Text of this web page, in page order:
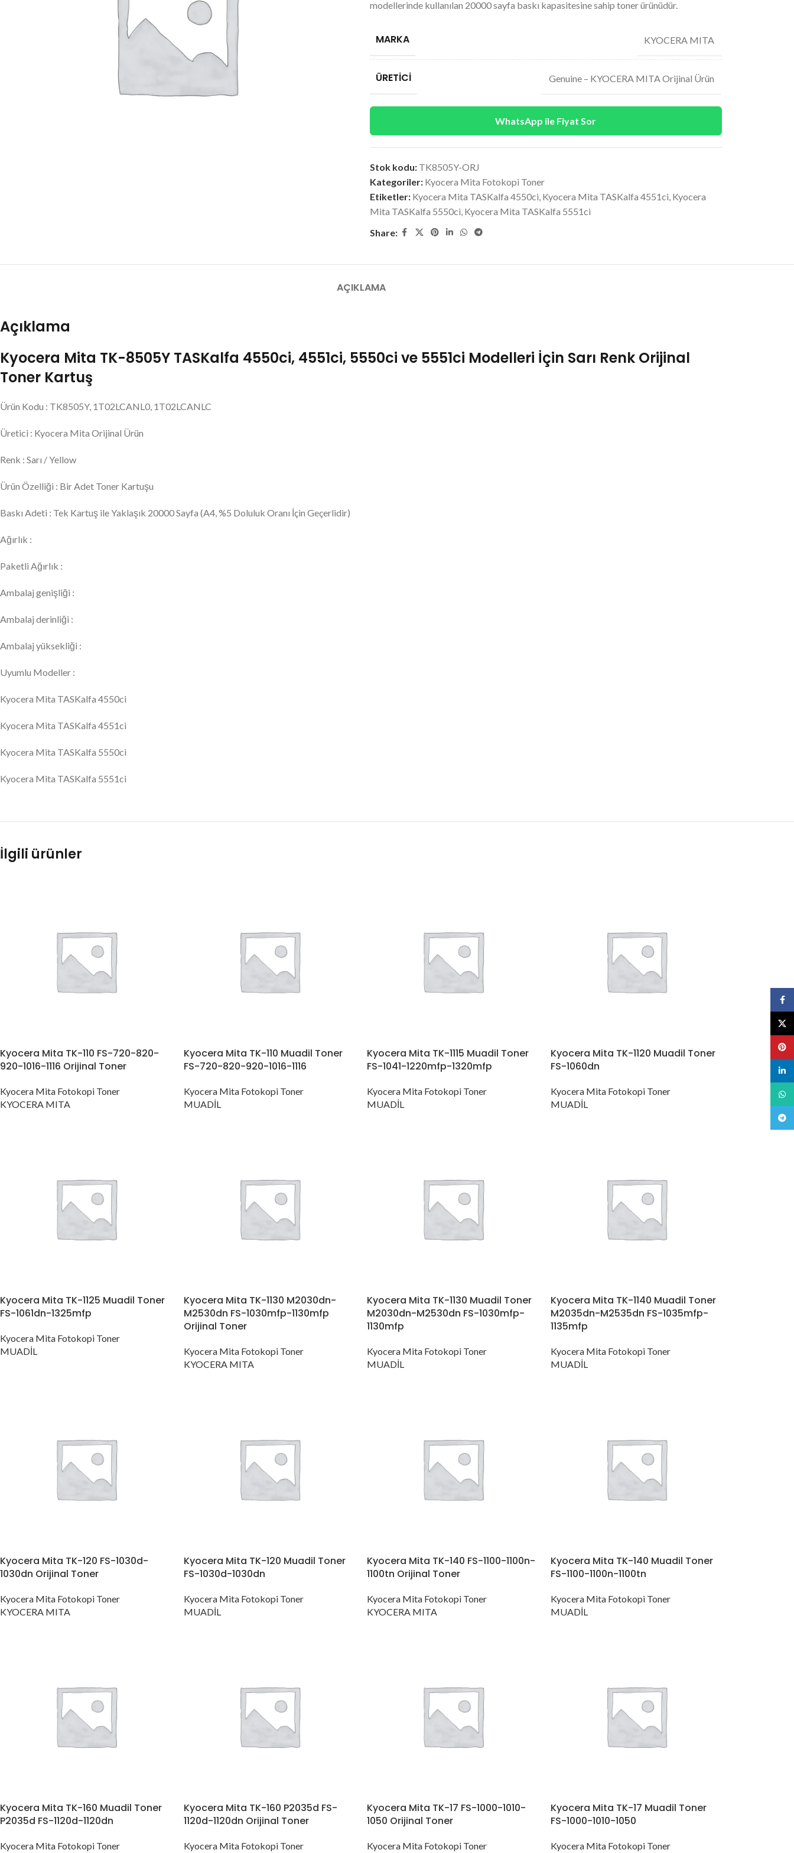
modellerinde kullanılan 20000 sayfa baskı kapasitesine sahip toner ürünüdür.
MARKA KYOCERA MITA
ÜRETICI Genuine – KYOCERA MITA Orijinal Ürün
WhatsApp ile Fiyat Sor
Stok kodu: TK8505Y-ORJ
Kategoriler: Kyocera Mita Fotokopi Toner
Etiketler: Kyocera Mita TASKalfa 4550ci, Kyocera Mita TASKalfa 4551ci, Kyocera
Mita TASKalfa 5550ci, Kyocera Mita TASKalfa 5551ci
Share:
AÇIKLAMA
Açıklama
Kyocera Mita TK-8505Y TASKalfa 4550ci, 4551ci, 5550ci ve 5551ci Modelleri İçin Sarı Renk Orijinal
Toner Kartuş
Ürün Kodu : TK8505Y, 1T02LCANL0, 1T02LCANLC
Üretici : Kyocera Mita Orijinal Ürün
Renk : Sarı / Yellow
Ürün Özelliği : Bir Adet Toner Kartuşu
Baskı Adeti : Tek Kartuş ile Yaklaşık 20000 Sayfa (A4, %5 Doluluk Oranı İçin Geçerlidir)
Ağırlık :
Paketli Ağırlık :
Ambalaj genişliği :
Ambalaj derinliği :
Ambalaj yüksekliği :
Uyumlu Modeller :
Kyocera Mita TASKalfa 4550ci
Kyocera Mita TASKalfa 4551ci
Kyocera Mita TASKalfa 5550ci
Kyocera Mita TASKalfa 5551ci
İlgili ürünler
Kyocera Mita TK-110 FS-720-820-
920-1016-1116 Orijinal Toner
Kyocera Mita Fotokopi Toner
KYOCERA MITA
Kyocera Mita TK-110 Muadil Toner
FS-720-820-920-1016-1116
Kyocera Mita Fotokopi Toner
MUADİL
Kyocera Mita TK-1115 Muadil Toner
FS-1041-1220mfp-1320mfp
Kyocera Mita Fotokopi Toner
MUADİL
Kyocera Mita TK-1120 Muadil Toner
FS-1060dn
Kyocera Mita Fotokopi Toner
MUADİL
Kyocera Mita TK-1125 Muadil Toner
FS-1061dn-1325mfp
Kyocera Mita Fotokopi Toner
MUADİL
Kyocera Mita TK-1130 M2030dn-
M2530dn FS-1030mfp-1130mfp
Orijinal Toner
Kyocera Mita Fotokopi Toner
KYOCERA MITA
Kyocera Mita TK-1130 Muadil Toner
M2030dn-M2530dn FS-1030mfp-
1130mfp
Kyocera Mita Fotokopi Toner
MUADİL
Kyocera Mita TK-1140 Muadil Toner
M2035dn-M2535dn FS-1035mfp-
1135mfp
Kyocera Mita Fotokopi Toner
MUADİL
Kyocera Mita TK-120 FS-1030d-
1030dn Orijinal Toner
Kyocera Mita Fotokopi Toner
KYOCERA MITA
Kyocera Mita TK-120 Muadil Toner
FS-1030d-1030dn
Kyocera Mita Fotokopi Toner
MUADİL
Kyocera Mita TK-140 FS-1100-1100n-
1100tn Orijinal Toner
Kyocera Mita Fotokopi Toner
KYOCERA MITA
Kyocera Mita TK-140 Muadil Toner
FS-1100-1100n-1100tn
Kyocera Mita Fotokopi Toner
MUADİL
Kyocera Mita TK-160 Muadil Toner
P2035d FS-1120d-1120dn
Kyocera Mita Fotokopi Toner
Kyocera Mita TK-160 P2035d FS-
1120d-1120dn Orijinal Toner
Kyocera Mita Fotokopi Toner
Kyocera Mita TK-17 FS-1000-1010-
1050 Orijinal Toner
Kyocera Mita Fotokopi Toner
Kyocera Mita TK-17 Muadil Toner
FS-1000-1010-1050
Kyocera Mita Fotokopi Toner